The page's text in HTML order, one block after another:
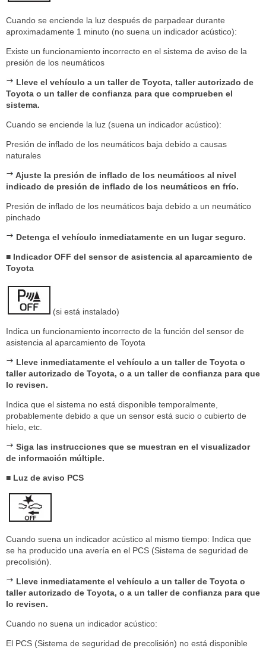
Cuando se enciende la luz después de parpadear durante
aproximadamente 1 minuto (no suena un indicador acústico):
Existe un funcionamiento incorrecto en el sistema de aviso de la
presión de los neumáticos
Lleve el vehículo a un taller de Toyota, taller autorizado de
Toyota o un taller de confianza para que comprueben el
sistema.
Cuando se enciende la luz (suena un indicador acústico):
Presión de inflado de los neumáticos baja debido a causas
naturales
Ajuste la presión de inflado de los neumáticos al nivel
indicado de presión de inflado de los neumáticos en frío.
Presión de inflado de los neumáticos baja debido a un neumático
pinchado
Detenga el vehículo inmediatamente en un lugar seguro.
■ Indicador OFF del sensor de asistencia al aparcamiento de
Toyota
(si está instalado)
Indica un funcionamiento incorrecto de la función del sensor de
asistencia al aparcamiento de Toyota
Lleve inmediatamente el vehículo a un taller de Toyota o
taller autorizado de Toyota, o a un taller de confianza para que
lo revisen.
Indica que el sistema no está disponible temporalmente,
probablemente debido a que un sensor está sucio o cubierto de
hielo, etc.
Siga las instrucciones que se muestran en el visualizador
de información múltiple.
■ Luz de aviso PCS
Cuando suena un indicador acústico al mismo tiempo: Indica que
se ha producido una avería en el PCS (Sistema de seguridad de
precolisión).
Lleve inmediatamente el vehículo a un taller de Toyota o
taller autorizado de Toyota, o a un taller de confianza para que
lo revisen.
Cuando no suena un indicador acústico:
El PCS (Sistema de seguridad de precolisión) no está disponible